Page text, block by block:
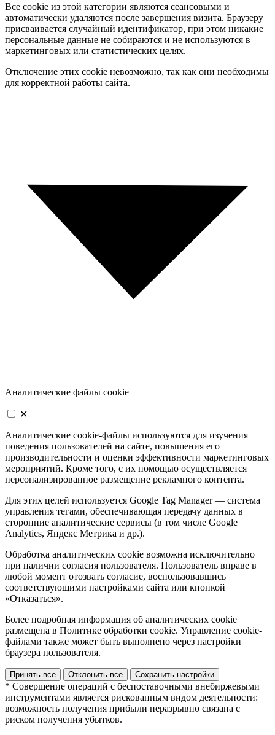
Все cookie из этой категории являются сеансовыми и
автоматически удаляются после завершения визита. Браузеру
присваивается случайный идентификатор, при этом никакие
персональные данные не собираются и не используются в
маркетинговых или статистических целях.
Отключение этих cookie невозможно, так как они необходимы
для корректной работы сайта.
Аналитические файлы cookie
✕
Аналитические cookie-файлы используются для изучения
поведения пользователей на сайте, повышения его
производительности и оценки эффективности маркетинговых
мероприятий. Кроме того, с их помощью осуществляется
персонализированное размещение рекламного контента.
Для этих целей используется Google Tag Manager — система
управления тегами, обеспечивающая передачу данных в
сторонние аналитические сервисы (в том числе Google
Analytics, Яндекс Метрика и др.).
Обработка аналитических cookie возможна исключительно
при наличии согласия пользователя. Пользователь вправе в
любой момент отозвать согласие, воспользовавшись
соответствующими настройками сайта или кнопкой
«Отказаться».
Более подробная информация об аналитических cookie
размещена в Политике обработки cookie. Управление cookie-
файлами также может быть выполнено через настройки
браузера пользователя.
Принять все Отклонить все Сохранить настройки
* Совершение операций с беспоставочными внебиржевыми
инструментами является рискованным видом деятельности:
возможность получения прибыли неразрывно связана с
риском получения убытков.